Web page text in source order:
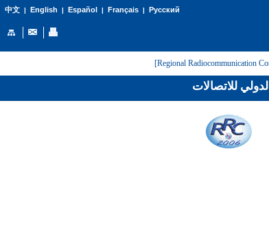
中文| English | Español | Français| Русский
للاتصالات